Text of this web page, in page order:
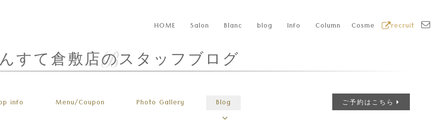
HOME Salon Blanc blog Info Column Cosme recruit
すて倉敷店のスタッフブログ
ご予約はこちら
info Menu/Coupon Photo Gallery Blog